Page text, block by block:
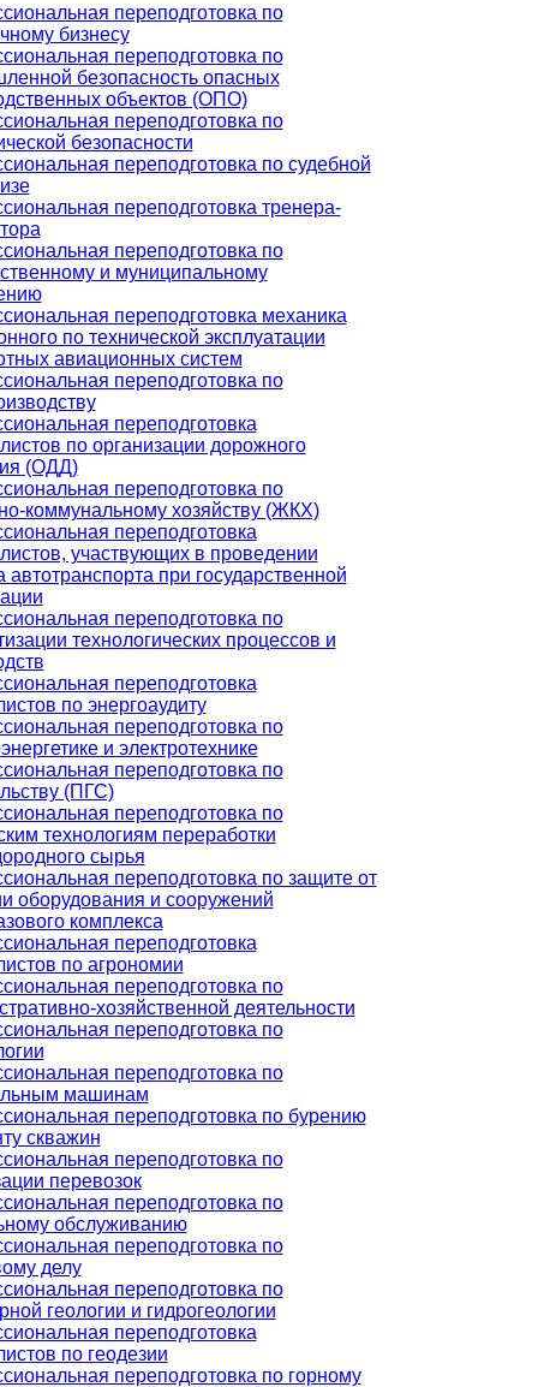
переподготовка по
бизнесу
переподготовка по
безопасность опасных
объектов (ОПО)
переподготовка по
безопасности
переподготовка по судебной
переподготовка тренера-
переподготовка по
и муниципальному
переподготовка механика
по технической эксплуатации
авиационных систем
переподготовка по
переподготовка
по организации дорожного
(ОДД)
переподготовка по
коммунальному хозяйству (ЖКХ)
переподготовка
участвующих в проведении
автотранспорта при государственной
переподготовка по
технологических процессов и
переподготовка
по энергоаудиту
переподготовка по
и электротехнике
переподготовка по
(ПГС)
переподготовка по
технологиям переработки
сырья
переподготовка по защите от
оборудования и сооружений
комплекса
переподготовка
по агрономии
переподготовка по
хозяйственной деятельности
переподготовка по
переподготовка по
машинам
переподготовка по бурению
скважин
переподготовка по
перевозок
переподготовка по
обслуживанию
переподготовка по
делу
переподготовка по
геологии и гидрогеологии
переподготовка
по геодезии
переподготовка по горному